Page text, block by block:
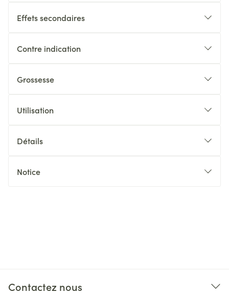
Effets secondaires
Contre indication
Grossesse
Utilisation
Détails
Notice
Contactez nous